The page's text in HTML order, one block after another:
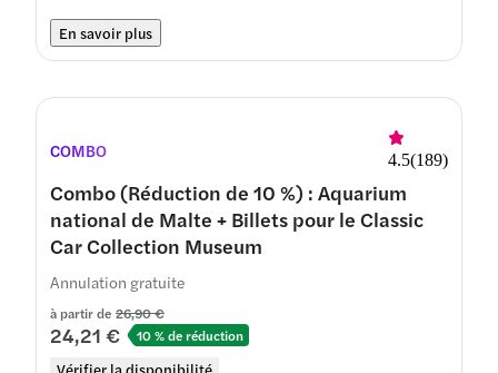
En savoir plus
COMBO 4.5(189)
Combo (Réduction de 10 %) : Aquarium
national de Malte + Billets pour le Classic
Car Collection Museum
à partir de 26,90 €
24,21 € 10 % de réduction
Annulation gratuite